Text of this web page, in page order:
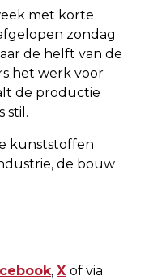
met korte
zondag
de helft van de
het werk voor
de productie
stil.
kunststoffen
de bouw
, X of via